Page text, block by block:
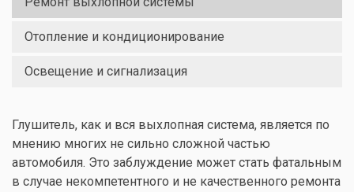
Отопление и кондиционирование
Освещение и сигнализация
Глушитель, как и вся выхлопная система, является по
мнению многих не сильно сложной частью
автомобиля. Это заблуждение может стать фатальным
в случае некомпетентного и не качественного ремонта